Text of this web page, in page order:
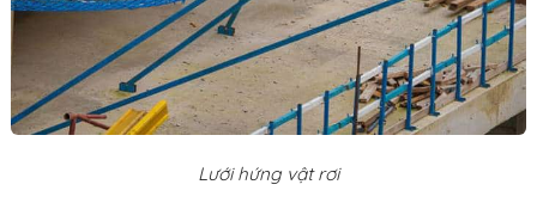
Lưới hứng vật rơi